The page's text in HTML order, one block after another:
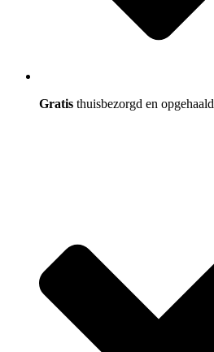
Gratis thuisbezorgd en opgehaald